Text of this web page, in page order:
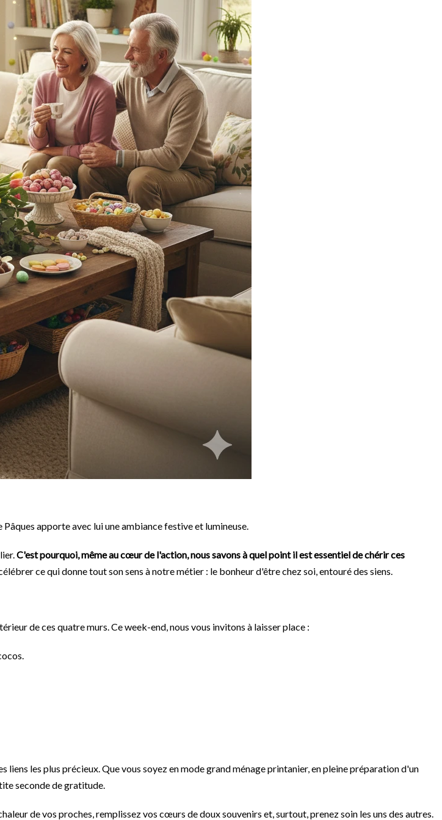
apporte avec lui une ambiance festive et lumineuse.
C'est pourquoi, même au cœur de l'action, nous savons à quel point il est essentiel de chérir ces
ce qui donne tout son sens à notre métier : le bonheur d'être chez soi, entouré des siens.
de ces quatre murs. Ce week-end, nous vous invitons à laisser place :
liens les plus précieux. Que vous soyez en mode grand ménage printanier, en pleine préparation d'un
seconde de gratitude.
de vos proches, remplissez vos cœurs de doux souvenirs et, surtout, prenez soin les uns des autres.